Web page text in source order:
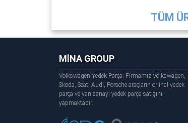
TÜM
MİNA GROUP
Volkswagen Yedek Parça: Firmamız Volkswagen,
Skoda, Seat, Audi, Porsche araçların orjinal yedek
parça ve yan sanayi yedek parça satışını
yapmaktadır.